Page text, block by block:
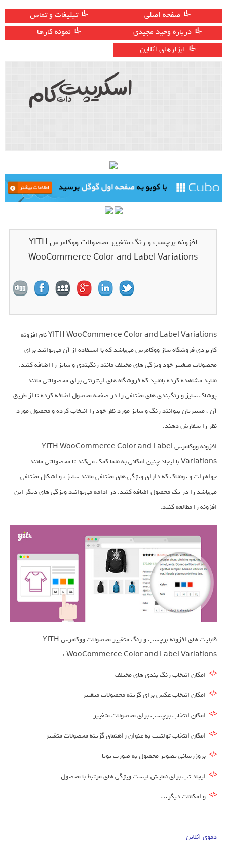
صفحه اصلی
تبلیغات و تماس
درباره وحید مجیدی
نمونه کارها
ابزارهای آنلاین
افزونه برچسب و رنگ متغییر محصولات ووکامرس YITH
WooCommerce Color and Label Variations
YITH WooCommerce Color and Label Variations نام افزونه
کاربردی فروشگاه ساز ووکامرس می‌باشد که با استفاده از آن می‌توانید برای
محصولات متغییر خود ویژگی های مختلف مانند رنگبندی و سایز را اضافه کنید.
شاید مشاهده کرده باشید که فروشگاه های اینترنتی برای محصولاتی مانند
پوشاک سایز و رنگبندی های مختلفی را در صفحه محصول اضافه کرده تا از طریق
آن ، مشتریان بتوانند رنگ و سایز مورد نظر خود را انتخاب کرده و محصول مورد
نظر را سفارش دهند.
افزونه ووکامرس YITH WooCommerce Color and Label
Variations با ایجاد چنین امکانی به شما کمک می‌کند تا محصولاتی مانند
جواهرات و پوشاک که دارای ویژگی های مختلفی مانند سایز ، و اشکال مختلفی
می‌باشد را در یک محصول اضافه کنید. در ادامه می‌توانید ویژگی های دیگر این
افزونه را مطالعه کنید.
قابلیت های افزونه برچسب و رنگ متغییر محصولات ووکامرس YITH
WooCommerce Color and Label Variations :
امکان انتخاب رنگ بندی های مختلف
امکان انتخاب عکس برای گزینه محصولات متغییر
امکان انتخاب برچسب برای محصولات متغییر
امکان انتخاب تولتیپ به عنوان راهنمای گزینه محصولات متغییر
بروزرسانی تصویر محصول به صورت پویا
ایجاد تب برای نمایش لیست ویژگی های مرتبط با محصول
و امکانات دیگر…
دموی آنلاین